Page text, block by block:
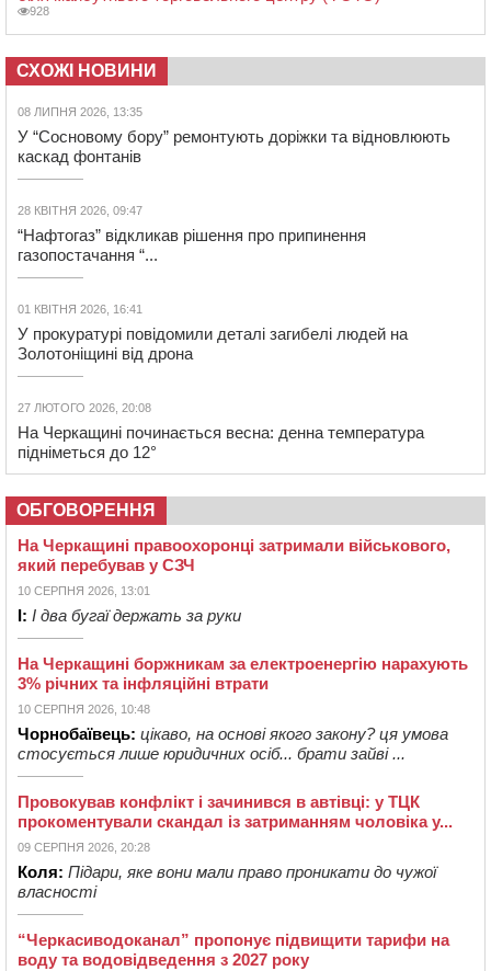
928
СХОЖІ НОВИНИ
08 ЛИПНЯ 2026, 13:35
У “Сосновому бору” ремонтують доріжки та відновлюють
каскад фонтанів
28 КВІТНЯ 2026, 09:47
“Нафтогаз” відкликав рішення про припинення
газопостачання “...
01 КВІТНЯ 2026, 16:41
У прокуратурі повідомили деталі загибелі людей на
Золотоніщині від дрона
27 ЛЮТОГО 2026, 20:08
На Черкащині починається весна: денна температура
підніметься до 12°
ОБГОВОРЕННЯ
На Черкащині правоохоронці затримали військового,
який перебував у СЗЧ
10 СЕРПНЯ 2026, 13:01
І: І два бугаї держать за руки
На Черкащині боржникам за електроенергію нарахують
3% річних та інфляційні втрати
10 СЕРПНЯ 2026, 10:48
Чорнобаївець: цікаво, на основі якого закону? ця умова
стосується лише юридичних осіб... брати зайві ...
Провокував конфлікт і зачинився в автівці: у ТЦК
прокоментували скандал із затриманням чоловіка у...
09 СЕРПНЯ 2026, 20:28
Коля: Підари, яке вони мали право проникати до чужої
власності
“Черкасиводоканал” пропонує підвищити тарифи на
воду та водовідведення з 2027 року